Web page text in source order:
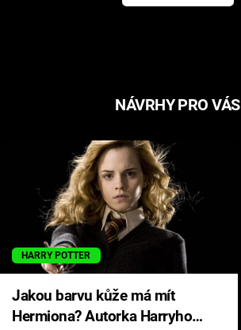
NÁVRHY PRO VÁS
HARRY POTTER
Jakou barvu kůže má mít
Hermiona? Autorka Harryho